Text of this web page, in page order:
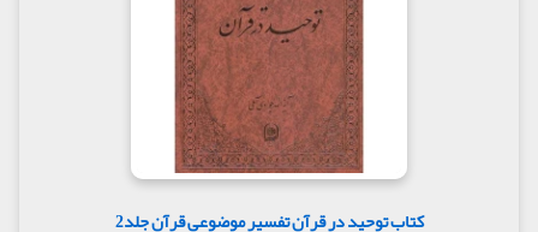
کتاب توحید در قرآن تفسیر موضوعی قرآن جلد2